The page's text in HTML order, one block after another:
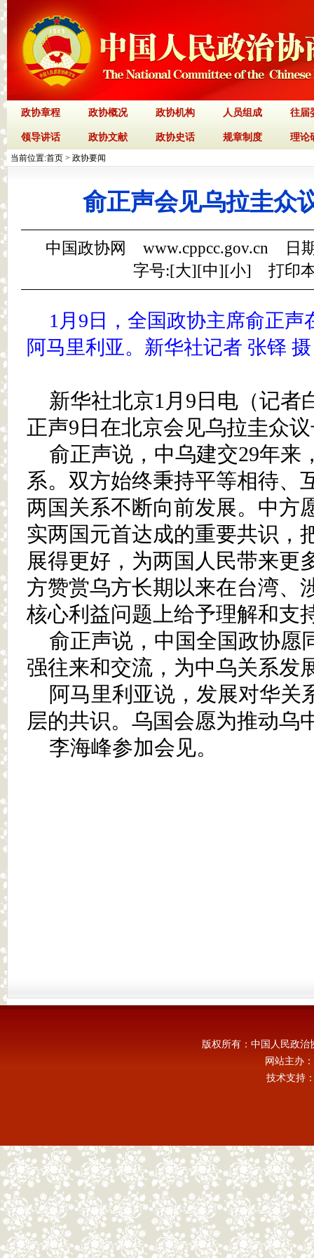
政协章程 政协概况 政协机构 人员组成 往届
领导讲话 政协文献 政协史话 规章制度 理论
当前位置:首页 > 政协要闻
俞正声会见乌拉圭众
中国政协网 www.cppcc.gov.cn 日
字号:[大][中][小] 打印
1月9日，全国政协主席俞正
阿马里利亚。新华社记者 张铎 摄
新华社北京1月9日电（记者
正声9日在北京会见乌拉圭众
俞正声说，中乌建交29年来
系。双方始终秉持平等相待、
两国关系不断向前发展。中方
实两国元首达成的重要共识，
展得更好，为两国人民带来更
方赞赏乌方长期以来在台湾、
核心利益问题上给予理解和支
俞正声说，中国全国政协愿
强往来和交流，为中乌关系发
阿马里利亚说，发展对华关
层的共识。乌国会愿为推动乌
李海峰参加会见。
版权所有：中国人民政
网站主办
技术支持